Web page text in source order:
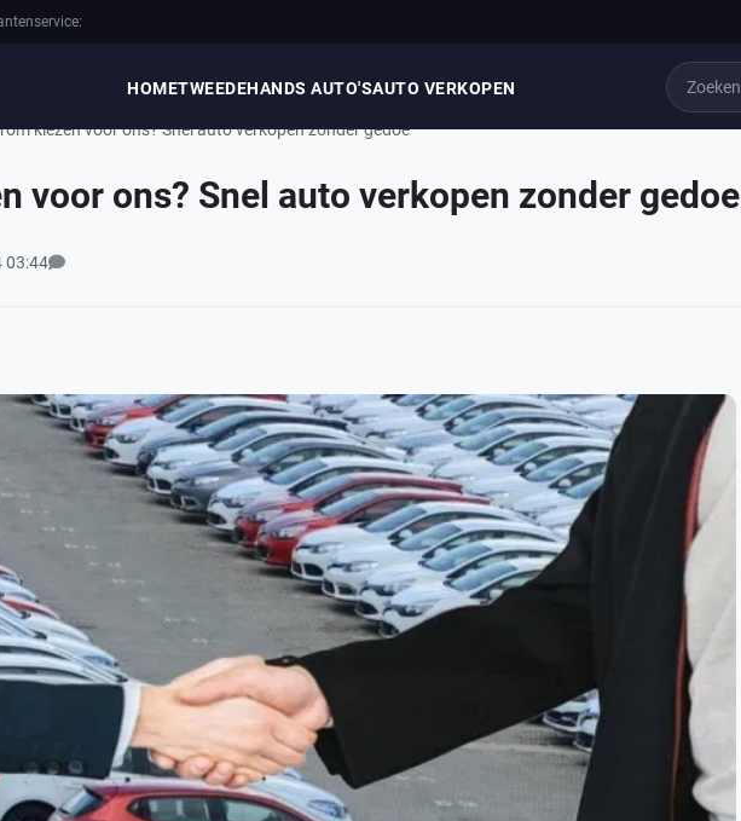
HOMETWEEDEHANDS AUTO'SAUTO VERKOPEN
kiezen voor ons? Snel auto verkopen zonder gedoe
voor ons? Snel auto verkopen zonder gedoe
03:44 Bekijk alle reacties